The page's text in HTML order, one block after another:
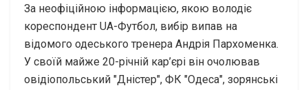
За неофіційною інформацією, якою володіє
кореспондент UA-Футбол, вибір випав на
відомого одеського тренера Андрія Пархоменка.
У своїй майже 20-річній кар’єрі він очолював
овідіопольський "Дністер", ФК "Одеса", зорянські